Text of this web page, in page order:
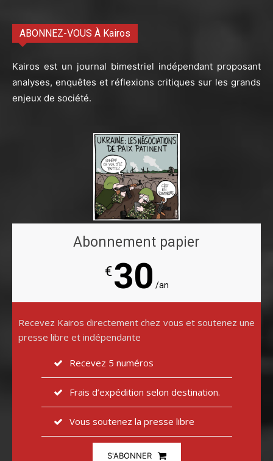
ABONNEZ-VOUS À Kairos
Kairos est un journal bimestriel indépendant proposant
analyses, enquêtes et réflexions critiques sur les grands
enjeux de société.
Abonnement papier
€30 /an
Recevez Kairos directement chez vous et soutenez une
presse libre et indépendante
Recevez 5 numéros
Frais d’expédition selon destination.
Vous soutenez la presse libre
S'ABONNER